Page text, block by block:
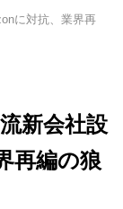
に対抗、業界再
新会社設
再編の狼